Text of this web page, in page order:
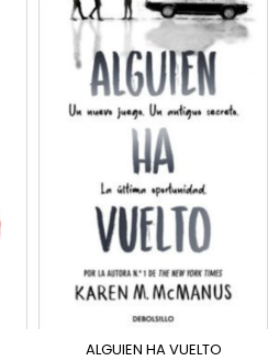
ALGUIEN HA VUELTO